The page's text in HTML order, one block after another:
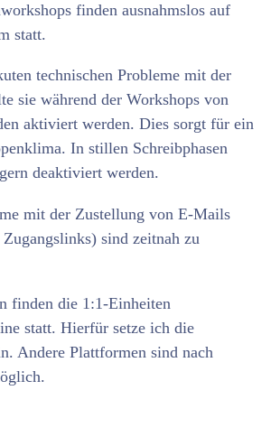
finden ausnahmslos auf
statt.
technischen Probleme mit der
sie während der Workshops von
aktiviert werden. Dies sorgt für ein
In stillen Schreibphasen
deaktiviert werden.
mit der Zustellung von E-Mails
Zugangslinks) sind zeitnah zu
finden die 1:1-Einheiten
statt. Hierfür setze ich die
Andere Plattformen sind nach